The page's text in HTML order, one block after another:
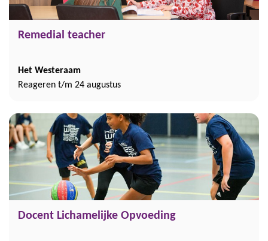
Remedial teacher
Het Westeraam
Reageren t/m 24 augustus
Docent Lichamelijke Opvoeding